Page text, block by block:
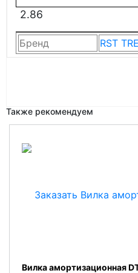
2.86
Бренд RST
Также рекомендуем
Вилка амортизационная